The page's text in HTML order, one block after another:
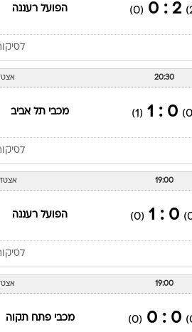
2 : 0
(0) הפועל רעננה
20:30
0 : 1
(1) מכבי תל אביב
19:00
0 : 1
(0) הפועל רעננה
19:00
0 : 0
(0) מכבי פתח תקוה